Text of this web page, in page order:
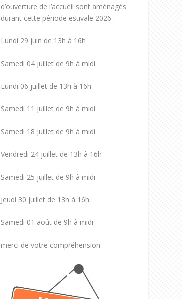
d’ouverture de l’accueil sont aménagés
durant cette période estivale 2026 :
Lundi 29 juin de 13h à 16h
Samedi 04 juillet de 9h à midi
Lundi 06 juillet de 13h à 16h
Samedi 11 juillet de 9h à midi
Samedi 18 juillet de 9h à midi
Vendredi 24 juillet de 13h à 16h
Samedi 25 juillet de 9h à midi
Jeudi 30 juillet de 13h à 16h
Samedi 01 août de 9h à midi
merci de votre compréhension